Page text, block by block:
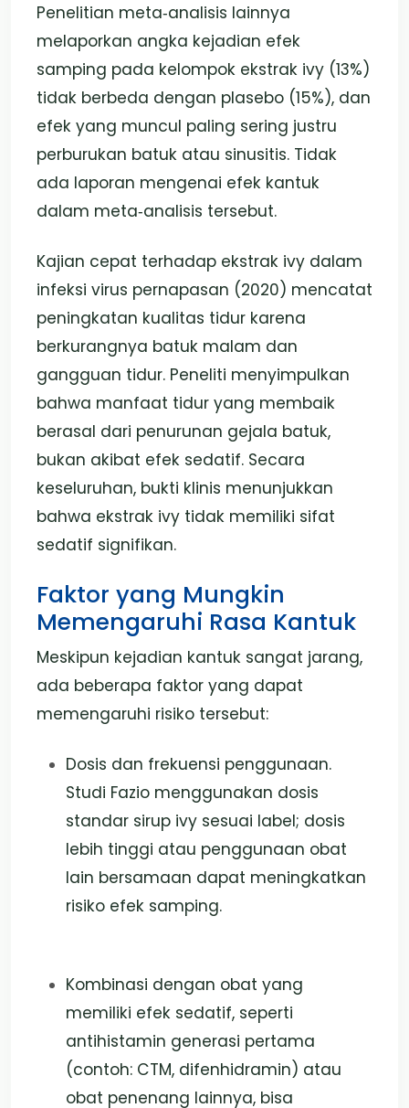
Penelitian meta‑analisis lainnya
melaporkan angka kejadian efek
samping pada kelompok ekstrak ivy (13%)
tidak berbeda dengan plasebo (15%), dan
efek yang muncul paling sering justru
perburukan batuk atau sinusitis. Tidak
ada laporan mengenai efek kantuk
dalam meta‑analisis tersebut.
Kajian cepat terhadap ekstrak ivy dalam
infeksi virus pernapasan (2020) mencatat
peningkatan kualitas tidur karena
berkurangnya batuk malam dan
gangguan tidur. Peneliti menyimpulkan
bahwa manfaat tidur yang membaik
berasal dari penurunan gejala batuk,
bukan akibat efek sedatif. Secara
keseluruhan, bukti klinis menunjukkan
bahwa ekstrak ivy tidak memiliki sifat
sedatif signifikan.
Faktor yang Mungkin
Memengaruhi Rasa Kantuk
Meskipun kejadian kantuk sangat jarang,
ada beberapa faktor yang dapat
memengaruhi risiko tersebut:
Dosis dan frekuensi penggunaan.
Studi Fazio menggunakan dosis
standar sirup ivy sesuai label; dosis
lebih tinggi atau penggunaan obat
lain bersamaan dapat meningkatkan
risiko efek samping.
Kombinasi dengan obat yang
memiliki efek sedatif, seperti
antihistamin generasi pertama
(contoh: CTM, difenhidramin) atau
obat penenang lainnya, bisa